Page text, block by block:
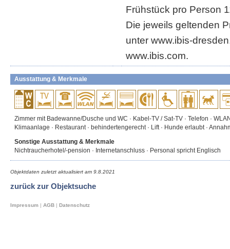
Frühstück pro Person
Die jeweils geltenden
unter www.ibis-
www.ibis.com.
Ausstattung & Merkmale
Zimmer mit Badewanne/Dusche und WC · Kabel-TV / Sat-TV · Telefon ·
Klimaanlage · Restaurant · behindertengerecht · Lift · Hunde erlaubt ·
Sonstige Ausstattung & Merkmale
Nichtraucherhotel/-pension · Internetanschluss · Personal spricht Englisch
Objektdaten zuletzt aktualisiert am 9.8.2021
zurück zur Objektsuche
Impressum | AGB | Datenschutz